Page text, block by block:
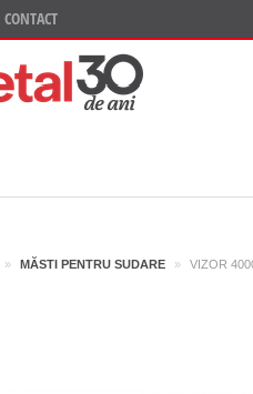
CONTACT
» MĂSTI PENTRU SUDARE » VIZOR